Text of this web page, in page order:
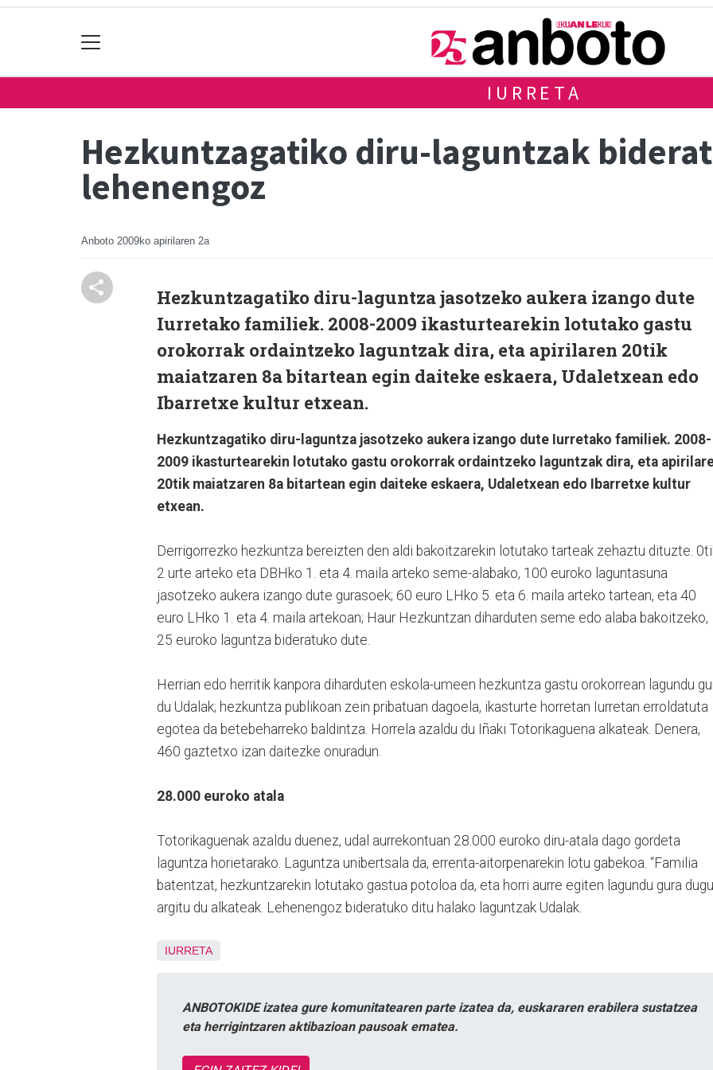
IURRETA
Hezkuntzagatiko diru-laguntzak
lehenengoz
Anboto 2009ko apirilaren 2a
Hezkuntzagatiko diru-laguntza jasotzeko aukera izango dute
Iurretako familiek. 2008-2009 ikasturtearekin lotutako gastu
orokorrak ordaintzeko laguntzak dira, eta apirilaren 20tik
maiatzaren 8a bitartean egin daiteke eskaera, Udaletxean edo
Ibarretxe kultur etxean.
Hezkuntzagatiko diru-laguntza jasotzeko aukera izango dute Iurretako familiek. 2008-
2009 ikasturtearekin lotutako gastu orokorrak ordaintzeko laguntzak dira, eta
20tik maiatzaren 8a bitartean egin daiteke eskaera, Udaletxean edo Ibarretxe kultur
etxean.
Derrigorrezko hezkuntza bereizten den aldi bakoitzarekin lotutako tarteak zehaztu dituzte.
2 urte arteko eta DBHko 1. eta 4. maila arteko seme-alabako, 100 euroko laguntasuna
jasotzeko aukera izango dute gurasoek; 60 euro LHko 5. eta 6. maila arteko tartean, eta 40
euro LHko 1. eta 4. maila artekoan; Haur Hezkuntzan diharduten seme edo alaba bakoitzeko,
25 euroko laguntza bideratuko dute.
Herrian edo herritik kanpora diharduten eskola-umeen hezkuntza gastu orokorrean lagundu
du Udalak; hezkuntza publikoan zein pribatuan dagoela, ikasturte horretan Iurretan erroldatuta
egotea da betebeharreko baldintza. Horrela azaldu du Iñaki Totorikaguena alkateak. Denera,
460 gaztetxo izan daitezke onuradun.
28.000 euroko atala
Totorikaguenak azaldu duenez, udal aurrekontuan 28.000 euroko diru-atala dago gordeta
laguntza horietarako. Laguntza unibertsala da, errenta-aitorpenarekin lotu gabekoa. “Familia
batentzat, hezkuntzarekin lotutako gastua potoloa da, eta horri aurre egiten lagundu gura
argitu du alkateak. Lehenengoz bideratuko ditu halako laguntzak Udalak.
IURRETA
ANBOTOKIDE izatea gure komunitatearen parte izatea da, euskararen erabilera sustatzea
eta herrigintzaren aktibazioan pausoak ematea.